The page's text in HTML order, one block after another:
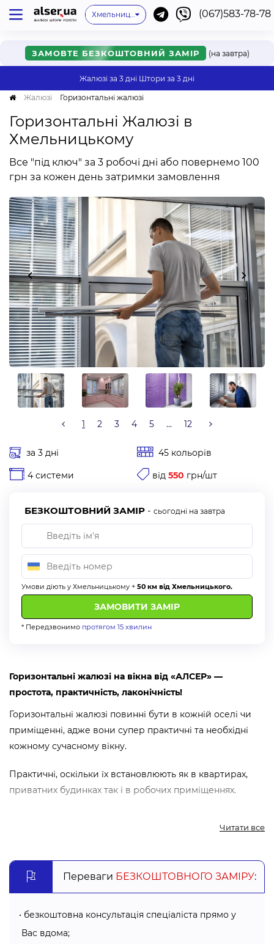
Немає мого міста
Київ
Одеса
Львів Івано-Франківськ
Хмельницький
(067)583-78-78
ЗАМОВТЕ БЕЗКОШТОВНИЙ ЗАМІР (на завтра)
Жалюзі за 3 дні Штори за 3 дні
Жалюзі Горизонтальні жалюзі
Горизонтальні Жалюзі в
Хмельницькому
Все "під ключ" за 3 робочі дні або повернемо 100
грн за кожен день затримки замовлення
1 2 3 4 5 ... 12
за 3 дні 45 кольорів
4 системи від 550 грн/шт
БЕЗКОШТОВНИЙ ЗАМІР - сьогодні на завтра
Умови діють у Хмельницькому + 50 км від Хмельницького.
* Передзвонимо протягом 15 хвилин
Горизонтальні жалюзі на вікна від «АЛСЕР» —
простота, практичність, лаконічність!
Горизонтальні жалюзі повинні бути в кожній оселі чи
приміщенні, адже вони супер практичні та необхідні
кожному сучасному вікну.
Практичні, оскільки їх встановлюють як в квартирах,
приватних будинках так і в робочих приміщеннях.
всі 100%. Захищають як від сонячних променів, так і від
Переваги горизонтальних жалюзі:
варіант, який гармонійно впишеться у Ваш інтер’єр.
матеріал жалюзі не вбирає сторонніх запахів, на
Читати все
Переваги БЕЗКОШТОВНОГО ЗАМІРУ:
безкоштовна консультація спеціаліста прямо у
Вас вдома;